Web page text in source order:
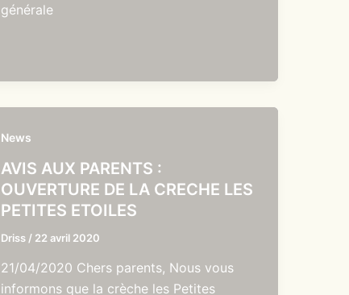
générale
News
AVIS AUX PARENTS :
OUVERTURE DE LA CRECHE LES
PETITES ETOILES
Driss / 22 avril 2020
21/04/2020 Chers parents, Nous vous
informons que la crèche les Petites